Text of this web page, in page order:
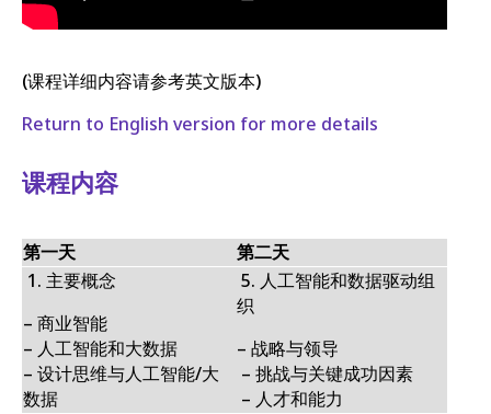
(课程详细内容请参考英文版本)
Return to English version for more details
课程内容
第一天
第二天
1. 主要概念
– 商业智能
– 人工智能和大数据
– 设计思维与人工智能/大
数据
5. 人工智能和数据驱动组
织
– 战略与领导
– 挑战与关键成功因素
– 人才和能力